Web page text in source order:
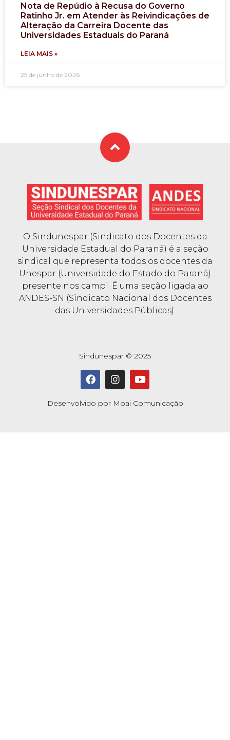
Nota de Repúdio à Recusa do Governo
Ratinho Jr. em Atender às Reivindicações de
Alteração da Carreira Docente das
Universidades Estaduais do Paraná
LEIA MAIS »
25 de junho de 2026
O Sindunespar (Sindicato dos Docentes da
Universidade Estadual do Paraná) é a seção
sindical que representa todos os docentes da
Unespar (Universidade do Estado do Paraná)
presente nos campi. É uma seção ligada ao
ANDES-SN (Sindicato Nacional dos Docentes
das Universidades Públicas).
Sindunespar © 2025
Desenvolvido por Moai Comunicação